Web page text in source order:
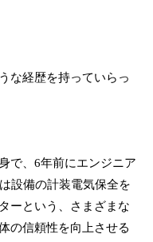
な経歴を持っていらっ
で、6年前にエンジニア
設備の計装電気保全を
ーという、さまざまな
の信頼性を向上させる